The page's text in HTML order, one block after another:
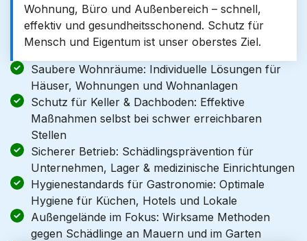
Wohnung, Büro und Außenbereich – schnell,
effektiv und gesundheitsschonend. Schutz für
Mensch und Eigentum ist unser oberstes Ziel.
Saubere Wohnräume: Individuelle Lösungen für
Häuser, Wohnungen und Wohnanlagen
Schutz für Keller & Dachboden: Effektive
Maßnahmen selbst bei schwer erreichbaren
Stellen
Sicherer Betrieb: Schädlingsprävention für
Unternehmen, Lager & medizinische Einrichtungen
Hygienestandards für Gastronomie: Optimale
Hygiene für Küchen, Hotels und Lokale
Außengelände im Fokus: Wirksame Methoden
gegen Schädlinge an Mauern und im Garten